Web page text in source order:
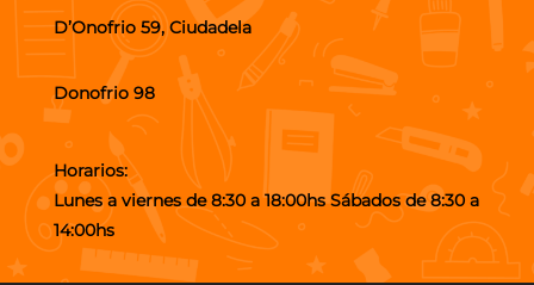
D’Onofrio 59, Ciudadela
Donofrio 98
Horarios:
Lunes a viernes de 8:30 a 18:00hs Sábados de 8:30 a
14:00hs